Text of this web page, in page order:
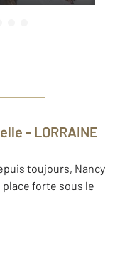
- LORRAINE
toujours, Nancy
place forte sous le